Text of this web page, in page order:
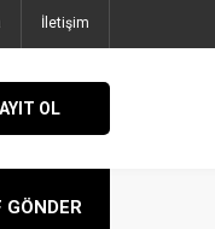
İletişim
OL
GÖNDER